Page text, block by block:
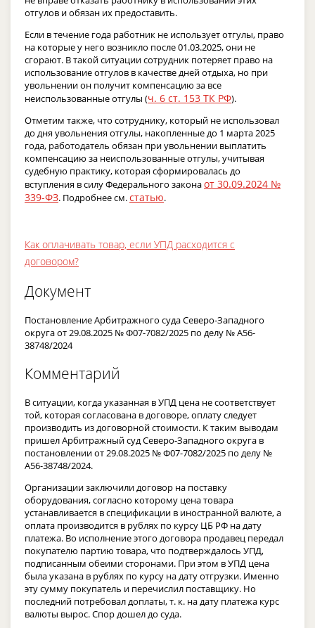
отгулов и обязан их предоставить.
Если в течение года работник не использует отгулы, право
на которые у него возникло после 01.03.2025, они не
сгорают. В такой ситуации сотрудник потеряет право на
использование отгулов в качестве дней отдыха, но при
увольнении он получит компенсацию за все
неиспользованные отгулы (ч. 6 ст. 153 ТК РФ).
Отметим также, что сотруднику, который не использовал
до дня увольнения отгулы, накопленные до 1 марта 2025
года, работодатель обязан при увольнении выплатить
компенсацию за неиспользованные отгулы, учитывая
судебную практику, которая сформировалась до
вступления в силу Федерального законаот 30.09.2024 №
339-ФЗ. Подробнее см.статью.
Как оплачивать товар, если УПД расходится с
договором?
Документ
Постановление Арбитражного суда Северо-Западного
округа от 29.08.2025 № Ф07-7082/2025 по делу № А56-
38748/2024
Комментарий
В ситуации, когда указанная в УПД цена не соответствует
той, которая согласована в договоре, оплату следует
производить из договорной стоимости. К таким выводам
пришел Арбитражный суд Северо-Западного округа в
постановлении от 29.08.2025 № Ф07-7082/2025 по делу №
А56-38748/2024.
Организации заключили договор на поставку
оборудования, согласно которому цена товара
устанавливается в спецификации в иностранной валюте, а
оплата производится в рублях по курсу ЦБ РФ на дату
платежа. Во исполнение этого договора продавец передал
покупателю партию товара, что подтверждалось УПД,
подписанным обеими сторонами. При этом в УПД цена
была указана в рублях по курсу на дату отгрузки. Именно
эту сумму покупатель и перечислил поставщику. Но
последний потребовал доплаты, т. к. на дату платежа курс
валюты вырос. Спор дошел до суда.